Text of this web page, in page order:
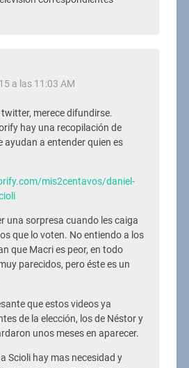
a las 11:03 AM
merece difundirse.
hay una recopilación de
ayudan a entender quien es
mis2centavos/daniel-
una sorpresa cuando les caiga
que lo voten. No entiendo a los
que Macri es peor, en todo
parecidos, pero éste es un
que estos videos ya
de la elección, los de Néstor y
unos meses en aparecer.
Scioli hay mas necesidad y